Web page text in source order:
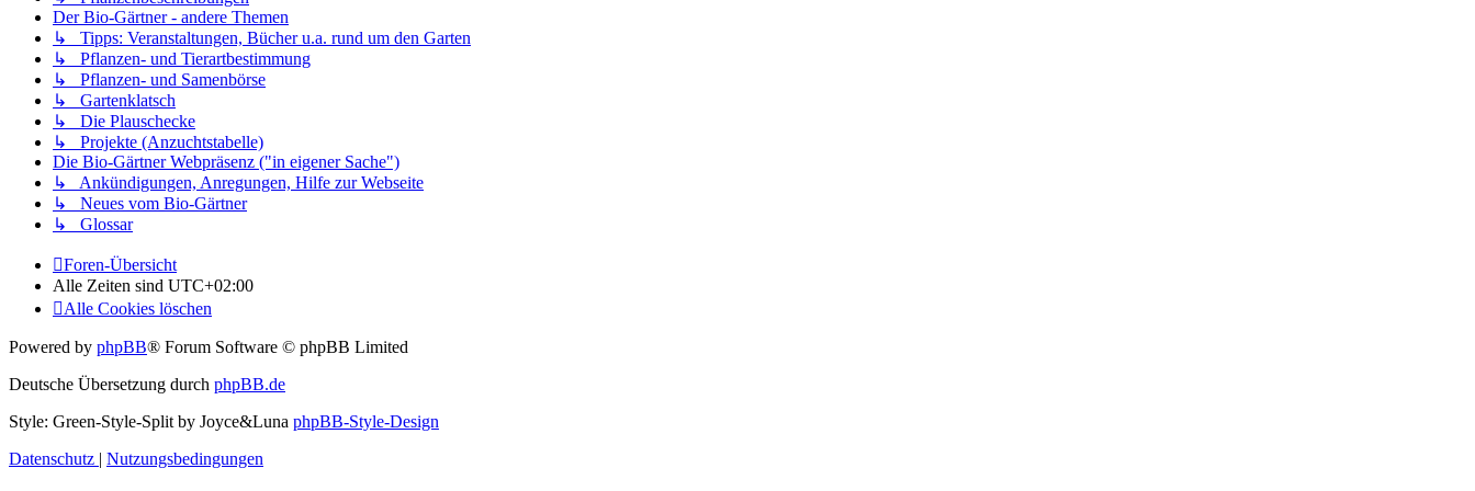
Der Bio-Gärtner - andere Themen
↳ Tipps: Veranstaltungen, Bücher u.a. rund um den Garten
↳ Pflanzen- und Tierartbestimmung
↳ Pflanzen- und Samenbörse
↳ Gartenklatsch
↳ Die Plauschecke
↳ Projekte (Anzuchtstabelle)
Die Bio-Gärtner Webpräsenz ("in eigener Sache")
↳ Ankündigungen, Anregungen, Hilfe zur Webseite
↳ Neues vom Bio-Gärtner
↳ Glossar
Foren-Übersicht
Alle Zeiten sind UTC+02:00
Alle Cookies löschen
Powered by phpBB® Forum Software © phpBB Limited
Deutsche Übersetzung durch phpBB.de
Style: Green-Style-Split by Joyce&Luna phpBB-Style-Design
Datenschutz | Nutzungsbedingungen